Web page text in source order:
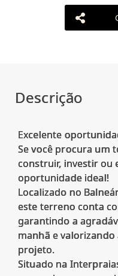
Descrição
Excelente
Se você procura um
construir, investir ou
oportunidade ideal!
Localizado no
este terreno conta
garantindo a
manhã e
projeto.
Situado na